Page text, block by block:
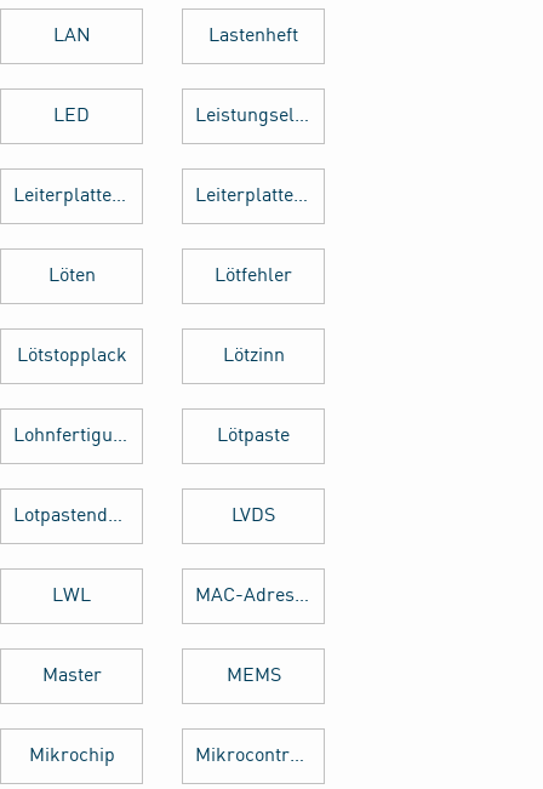
LAN Lastenheft
LED Leistungselektronik
Leiterplattenbestückung Leiterplattenentflechtung
Löten Lötfehler
Lötstopplack Lötzinn
Lohnfertigung Lötpaste
Lotpastendruck LVDS
LWL MAC-Adresse
Master MEMS
Mikrochip Mikrocontroller